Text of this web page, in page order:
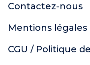
Contactez-nous
Mentions légales
CGU / Politique